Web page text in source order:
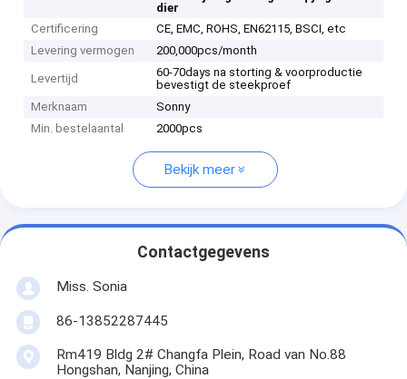
dier
Certificering
CE, EMC, ROHS, EN62115, BSCI, etc
Levering vermogen
200,000pcs/month
Levertijd
60-70days na storting & voorproductie
bevestigt de steekproef
Merknaam
Sonny
Min. bestelaantal
2000pcs
Bekijk meer
Contactgegevens
Miss. Sonia
86-13852287445
Rm419 Bldg 2# Changfa Plein, Road van No.88
Hongshan, Nanjing, China